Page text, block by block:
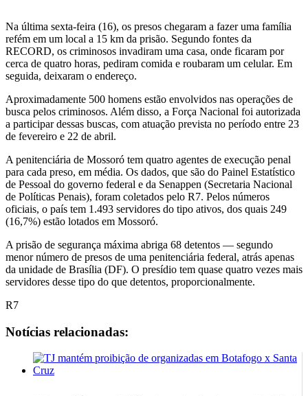
Na última sexta-feira (16), os presos chegaram a fazer uma família
refém em um local a 15 km da prisão. Segundo fontes da
RECORD, os criminosos invadiram uma casa, onde ficaram por
cerca de quatro horas, pediram comida e roubaram um celular. Em
seguida, deixaram o endereço.
Aproximadamente 500 homens estão envolvidos nas operações de
busca pelos criminosos. Além disso, a Força Nacional foi autorizada
a participar dessas buscas, com atuação prevista no período entre 23
de fevereiro e 22 de abril.
A penitenciária de Mossoró tem quatro agentes de execução penal
para cada preso, em média. Os dados, que são do Painel Estatístico
de Pessoal do governo federal e da Senappen (Secretaria Nacional
de Políticas Penais), foram coletados pelo R7. Pelos números
oficiais, o país tem 1.493 servidores do tipo ativos, dos quais 249
(16,7%) estão lotados em Mossoró.
A prisão de segurança máxima abriga 68 detentos — segundo
menor número de presos de uma penitenciária federal, atrás apenas
da unidade de Brasília (DF). O presídio tem quase quatro vezes mais
servidores desse tipo do que detentos, proporcionalmente.
R7
Notícias relacionadas: